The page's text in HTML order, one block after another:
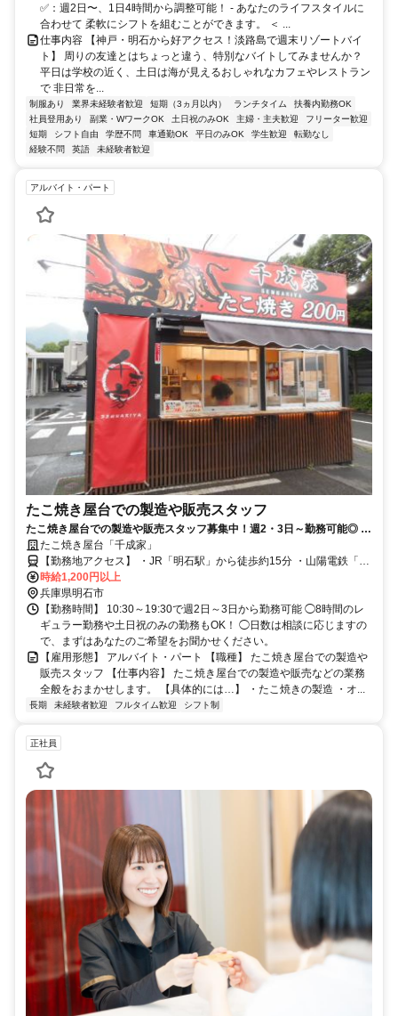
✅：週2日〜、1日4時間から調整可能！ - あなたのライフスタイルに
合わせて 柔軟にシフトを組むことができます。 ＜ ...
仕事内容 【神戸・明石から好アクセス！淡路島で週末リゾートバイ
ト】 周りの友達とはちょっと違う、特別なバイトしてみませんか？
平日は学校の近く、土日は海が見えるおしゃれなカフェやレストラン
で 非日常を...
制服あり 業界未経験者歓迎 短期（3ヵ月以内） ランチタイム
扶養内勤務OK
社員登用あり
副業・WワークOK 土日祝のみOK 主婦・主夫歓迎
フリーター歓迎
短期
シフト自由 学歴不問 車通勤OK 平日のみOK 学生歓迎
転勤なし
経験不問
英語 未経験者歓迎
アルバイト・パート
たこ焼き屋台での製造や販売スタッフ
たこ焼き屋台での製造や販売スタッフ募集中！週2・3日～勤務可能◎ 難
しい作業はなく落ち着いて働ける＊未経験OK！！
たこ焼き屋台「千成家」
【勤務地アクセス】 ・JR「明石駅」から徒歩約15分 ・山陽電鉄「明
石駅」から徒歩約15分
時給1,200円以上
兵庫県明石市
【勤務時間】 10:30～19:30で週2日～3日から勤務可能 ◯8時間のレ
ギュラー勤務や土日祝のみの勤務もOK！ ◯日数は相談に応じますの
で、まずはあなたのご希望をお聞かせください。
【雇用形態】 アルバイト・パート 【職種】 たこ焼き屋台での製造や
販売スタッフ 【仕事内容】 たこ焼き屋台での製造や販売などの業務
全般をおまかせします。 【具体的には…】 ・たこ焼きの製造 ・オ...
長期 未経験者歓迎 フルタイム歓迎 シフト制
正社員